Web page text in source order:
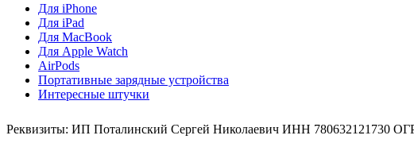
Для iPhone
Для iPad
Для MacBook
Для Apple Watch
AirPods
Портативные зарядные устройства
Интересные штучки
Реквизиты: ИП Поталинский Сергей Николаевич ИНН 780632121730